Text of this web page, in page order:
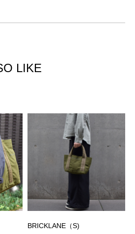
LIKE
BRICKLANE（S)